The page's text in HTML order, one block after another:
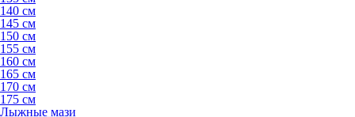
140 см
145 см
150 см
155 см
160 см
165 см
170 см
175 см
Лыжные мази